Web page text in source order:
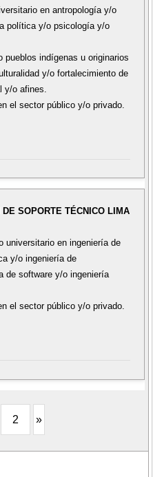
en antropología y/o
política y/o psicología y/o
pueblos indígenas u originarios
y/o fortalecimiento de
y/o afines.
el sector público y/o privado.
SOPORTE TÉCNICO LIMA
universitario en ingeniería de
y/o ingeniería de
de software y/o ingeniería
el sector público y/o privado.
2 »